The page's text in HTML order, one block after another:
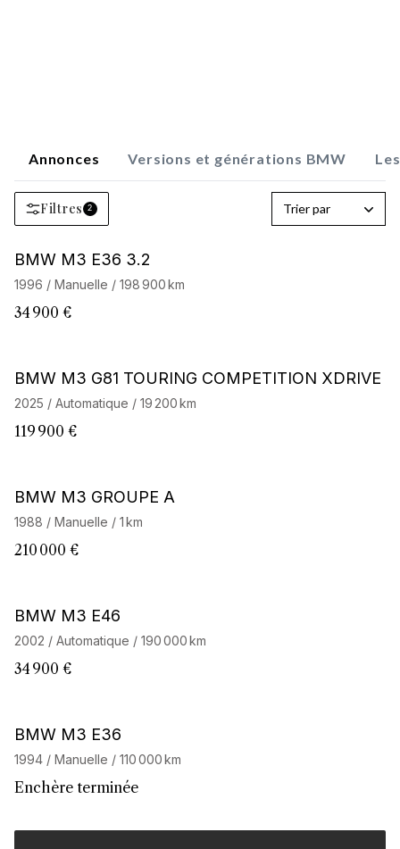
Annonces Versions et générations BMW
Filtres 2 Trier par
BMW M3 E36 3.2
1996 / Manuelle / 198 900 km
34 900 €
Barnes Exclusive
BMW M3 G81 TOURING COMPETITION XDRIVE
2025 / Automatique / 19 200 km
119 900 €
Barnes Exclusive
BMW M3 GROUPE A
1988 / Manuelle / 1 km
210 000 €
BMW M3 E46
2002 / Automatique / 190 000 km
34 900 €
BMW M3 E36
1994 / Manuelle / 110 000 km
Enchère terminée